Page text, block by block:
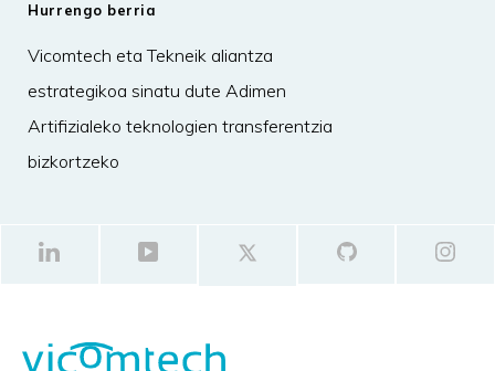
Hurrengo berria
Vicomtech eta Tekneik aliantza
estrategikoa sinatu dute Adimen
Artifizialeko teknologien transferentzia
bizkortzeko